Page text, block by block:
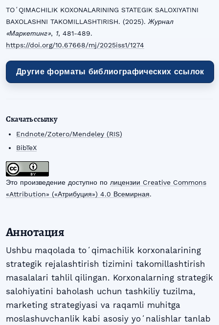
TOʻQIMACHILIK KOXONALARINING STATEGIK SALOXIYATINI
BAXOLASHNI TAKOMILLASHTIRISH. (2025).Журнал
«Маркетинг», 1, 481-489.
https://doi.org/10.67668/mj/2025iss1/1274
Другие форматы библиографических ссылок
Скачать ссылку
Endnote/Zotero/Mendeley (RIS)
BibTeX
Это произведение доступно по лицензии Creative Commons
«Attribution» («Атрибуция») 4.0 Всемирная.
Аннотация
Ushbu maqolada toʻqimachilik korxonalarining
strategik rejalashtirish tizimini takomillashtirish
masalalari tahlil qilingan. Korxonalarning strategik
salohiyatini baholash uchun tashkiliy tuzilma,
marketing strategiyasi va raqamli muhitga
moslashuvchanlik kabi asosiy yoʻnalishlar tanlab